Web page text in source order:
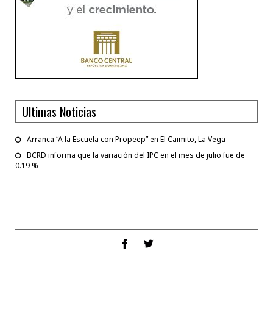
Ultimas Noticias
Arranca “A la Escuela con Propeep” en El Caimito, La Vega
BCRD informa que la variación del IPC en el mes de julio fue de
0.19 %